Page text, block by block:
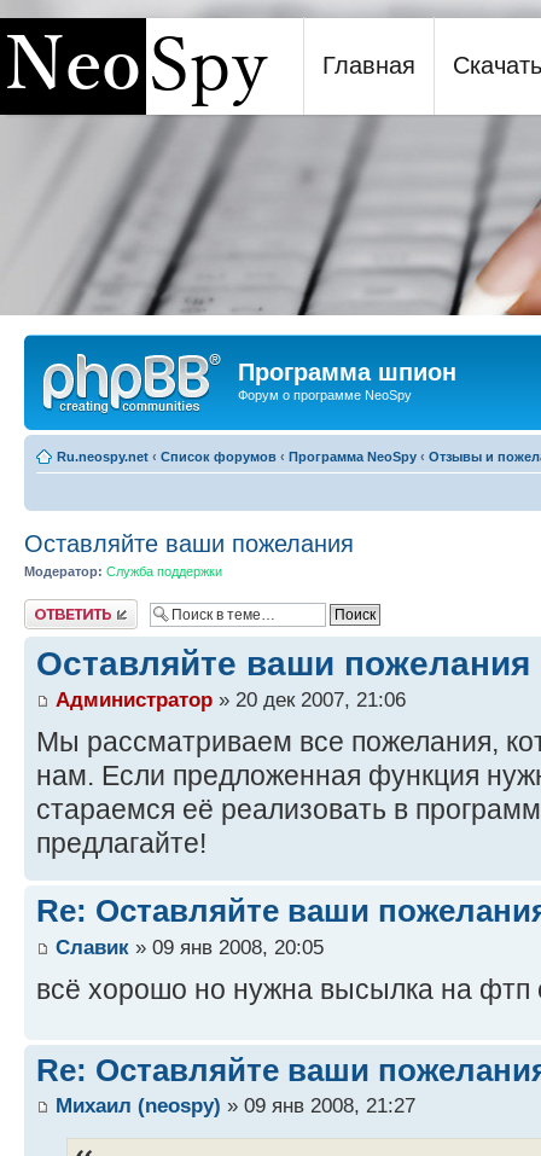
Программа шпион NeoSpy
Главная Скачать
Программа шпион
Форум о программе NeoSpy
Ru.neospy.net ‹ Список форумов ‹ Программа NeoSpy ‹ Отзывы и
Оставляйте ваши пожелания
Модератор: Служба поддержки
Ответить
Оставляйте ваши пожелания
Администратор » 20 дек 2007, 21:06
Мы рассматриваем все пожелания,
нам. Если предложенная функция
стараемся её реализовать в
предлагайте!
Re: Оставляйте ваши
Славик » 09 янв 2008, 20:05
всё хорошо но нужна высылка на фтп
Re: Оставляйте ваши
Михаил (neospy) » 09 янв 2008, 21:27